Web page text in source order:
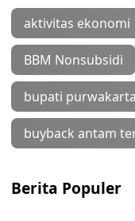
aktivitas ekonomi
BBM Nonsubsidi
bupati purwakarta
buyback antam
Berita Populer